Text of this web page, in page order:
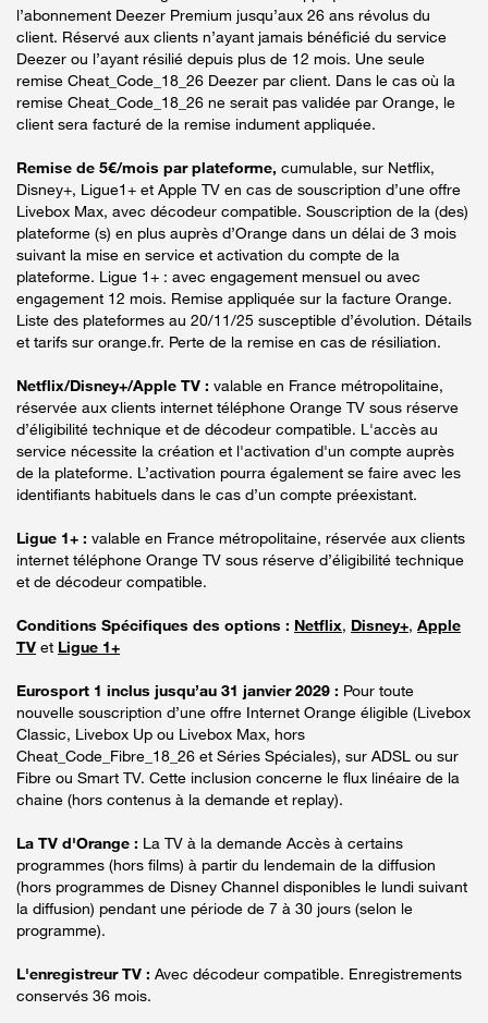
l’abonnement Deezer Premium jusqu’aux 26 ans révolus du
client. Réservé aux clients n’ayant jamais bénéficié du service
Deezer ou l’ayant résilié depuis plus de 12 mois. Une seule
remise Cheat_Code_18_26 Deezer par client. Dans le cas où la
remise Cheat_Code_18_26 ne serait pas validée par Orange, le
client sera facturé de la remise indument appliquée.
Remise de 5€/mois par plateforme, cumulable, sur Netflix,
Disney+, Ligue1+ et Apple TV en cas de souscription d’une offre
Livebox Max, avec décodeur compatible. Souscription de la (des)
plateforme (s) en plus auprès d’Orange dans un délai de 3 mois
suivant la mise en service et activation du compte de la
plateforme. Ligue 1+ : avec engagement mensuel ou avec
engagement 12 mois. Remise appliquée sur la facture Orange.
Liste des plateformes au 20/11/25 susceptible d’évolution. Détails
et tarifs sur orange.fr. Perte de la remise en cas de résiliation.
Netflix/Disney+/Apple TV : valable en France métropolitaine,
réservée aux clients internet téléphone Orange TV sous réserve
d’éligibilité technique et de décodeur compatible. L'accès au
service nécessite la création et l'activation d'un compte auprès
de la plateforme. L’activation pourra également se faire avec les
identifiants habituels dans le cas d’un compte préexistant.
Ligue 1+ : valable en France métropolitaine, réservée aux clients
internet téléphone Orange TV sous réserve d’éligibilité technique
et de décodeur compatible.
Conditions Spécifiques des options : Netflix, Disney+, Apple
TV et Ligue 1+
Eurosport 1 inclus jusqu’au 31 janvier 2029 : Pour toute
nouvelle souscription d’une offre Internet Orange éligible (Livebox
Classic, Livebox Up ou Livebox Max, hors
Cheat_Code_Fibre_18_26 et Séries Spéciales), sur ADSL ou sur
Fibre ou Smart TV. Cette inclusion concerne le flux linéaire de la
chaine (hors contenus à la demande et replay).
La TV d'Orange : La TV à la demande Accès à certains
programmes (hors films) à partir du lendemain de la diffusion
(hors programmes de Disney Channel disponibles le lundi suivant
la diffusion) pendant une période de 7 à 30 jours (selon le
programme).
L'enregistreur TV : Avec décodeur compatible. Enregistrements
conservés 36 mois.